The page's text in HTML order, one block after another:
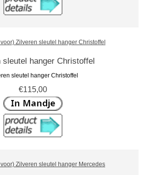
sleutel hanger Christoffel
sleutel hanger Christoffel
€115,00